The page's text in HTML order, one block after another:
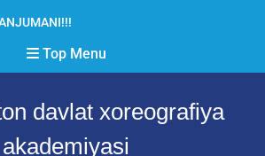
bo‘lib o‘tdi
ILMIY-
Top Menu
davlat xoreografiya
akademiyasi